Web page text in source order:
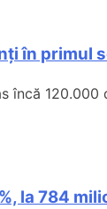
în primul
încă
la 784